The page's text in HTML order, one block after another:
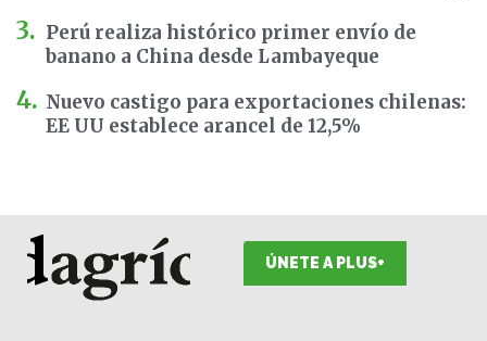
Perú realiza histórico primer envío de
banano a China desde Lambayeque
Nuevo castigo para exportaciones chilenas:
EE UU establece arancel de 12,5%
ÚNETE A PLUS+